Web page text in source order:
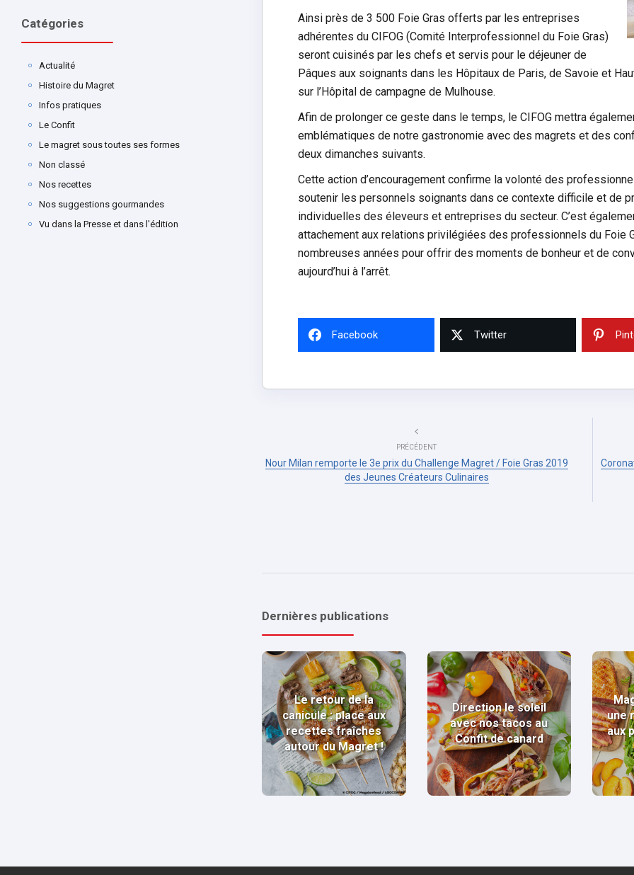
Catégories
Actualité
Histoire du Magret
Infos pratiques
Le Confit
Le magret sous toutes ses formes
Non classé
Nos recettes
Nos suggestions gourmandes
Vu dans la Presse et dans l'édition
Ainsi près de 3 500 Foie Gras offerts par les entreprises
adhérentes du CIFOG (Comité Interprofessionnel du Foie Gras)
seront cuisinés par les chefs et servis pour le déjeuner de
Pâques aux soignants dans les Hôpitaux de Paris, de Savoie et
sur l’Hôpital de campagne de Mulhouse.
Afin de prolonger ce geste dans le temps, le CIFOG mettra
emblématiques de notre gastronomie avec des magrets et des
deux dimanches suivants.
Cette action d’encouragement confirme la volonté des
soutenir les personnels soignants dans ce contexte difficile et de
individuelles des éleveurs et entreprises du secteur. C’est
attachement aux relations privilégiées des professionnels du Foie
nombreuses années pour offrir des moments de bonheur et de
aujourd’hui à l’arrêt.
Facebook Twitter
PRÉCÉDENT
Nour Milan remporte le 3e prix du Challenge Magret / Foie Gras 2019
des Jeunes Créateurs Culinaires
Dernières publications
Le retour de la
canicule : place aux
recettes fraîches
autour du Magret !
Direction le soleil
avec nos tacos au
Confit de canard
une
aux